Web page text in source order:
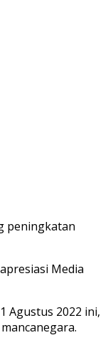
peningkatan
Media
Agustus 2022 ini,